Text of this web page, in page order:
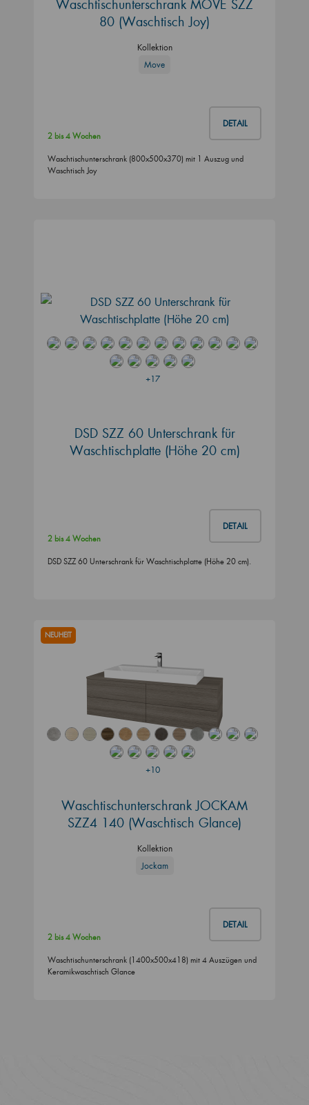
Waschtischunterschrank MOVE SZZ
80 (Waschtisch Joy)
Kollektion
Move
DETAIL
2 bis 4 Wochen
Waschtischunterschrank (800x500x370) mit 1 Auszug und
Waschtisch Joy
+17
DSD SZZ 60 Unterschrank für
Waschtischplatte (Höhe 20 cm)
DETAIL
2 bis 4 Wochen
DSD SZZ 60 Unterschrank für Waschtischplatte (Höhe 20 cm).
+10
NEUHEIT
Waschtischunterschrank JOCKAM
SZZ4 140 (Waschtisch Glance)
Kollektion
Jockam
DETAIL
2 bis 4 Wochen
Waschtischunterschrank (1400x500x418) mit 4 Auszügen und
Keramikwaschtisch Glance